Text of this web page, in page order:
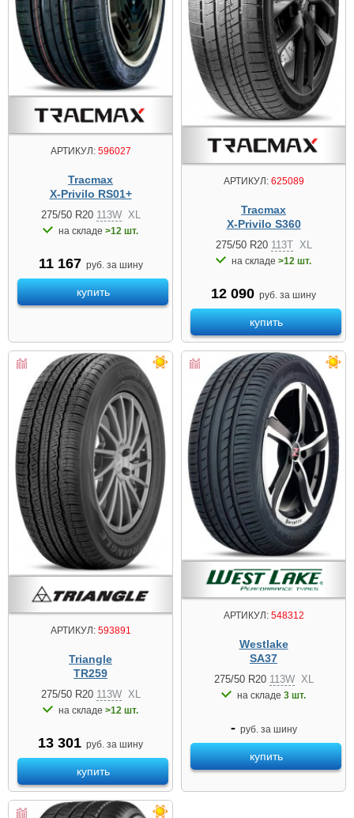
АРТИКУЛ:596027
Tracmax
X-Privilo RS01+
275/50 R20 113W XL
на складе >12 шт.
11 167 руб. за шину
купить
АРТИКУЛ:625089
Tracmax
X-Privilo S360
275/50 R20 113T XL
на складе >12 шт.
12 090 руб. за шину
купить
АРТИКУЛ:593891
Triangle
TR259
275/50 R20 113W XL
на складе >12 шт.
13 301 руб. за шину
купить
АРТИКУЛ:548312
Westlake
SA37
275/50 R20 113W XL
на складе 3 шт.
- руб. за шину
купить